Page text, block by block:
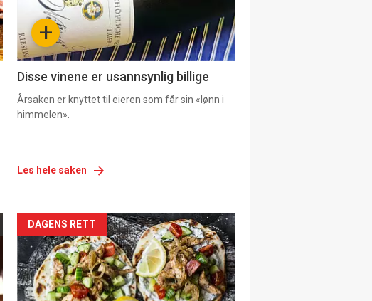
3 +
Disse vinene er usannsynlig billige
Årsaken er knyttet til eieren som får sin «lønn i
himmelen».
Les hele saken
Forsiden
akkurat
nå
DAGENS RETT